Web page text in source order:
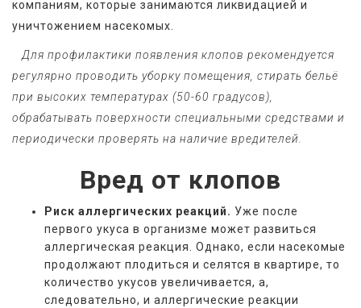
компаниям, которые занимаются ликвидацией и
уничтожением насекомых.
Для профилактики появления клопов рекомендуется
регулярно проводить уборку помещения, стирать бельё
при высоких температурах (50-60 градусов),
обрабатывать поверхности специальными средствами и
периодически проверять на наличие вредителей.
Вред от клопов
Риск аллергических реакций. Уже после
первого укуса в организме может развиться
аллергическая реакция. Однако, если насекомые
продолжают плодиться и селятся в квартире, то
количество укусов увеличивается, а,
следовательно, и аллергические реакции